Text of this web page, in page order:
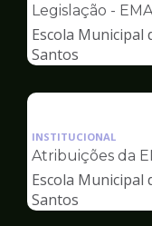
Legislação -
Escola Municipal
Santos
INSTITUCIONAL
Atribuições da
Escola Municipal
Santos